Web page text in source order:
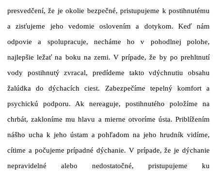
presvedčení, že je okolie bezpečné, pristupujeme k postihnutému
a zisťujeme jeho vedomie oslovením a dotykom. Keď nám
odpovie a spolupracuje, necháme ho v pohodlnej polohe,
najlepšie ležať na boku na zemi. V prípade, že by po prehltnutí
vody postihnutý zvracal, predídeme takto vdýchnutiu obsahu
žalúdka do dýchacích ciest. Zabezpečíme tepelný komfort a
psychickú podporu. Ak nereaguje, postihnutého položíme na
chrbát, zakloníme mu hlavu a mierne otvoríme ústa. Priblížením
nášho ucha k jeho ústam a pohľadom na jeho hrudník vidíme,
cítime a počujeme prípadné dýchanie. V prípade, že je dýchanie
nepravidelné alebo nedostatočné, pristupujeme ku